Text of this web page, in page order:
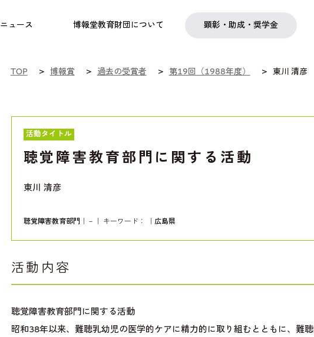
ニュース 博報堂教育財団について 顕彰・助成・奨学金
についての研究助成 奨学金 フェローシップ
日本語交流
プログラム 社会啓発事業
TOP 博報賞 過去の受賞者 第19回（1988年度） 東川 清彦
活動タイトル
聴覚障害教育部門に関する活動
東川 清彦
聴覚障害教育部門 ｜－｜ キーワード： 広島県
活動内容
聴覚障害教育部門に関する活動
昭和38年以来、難聴乳幼児の医学的ケアに精力的に取り組むとともに、難